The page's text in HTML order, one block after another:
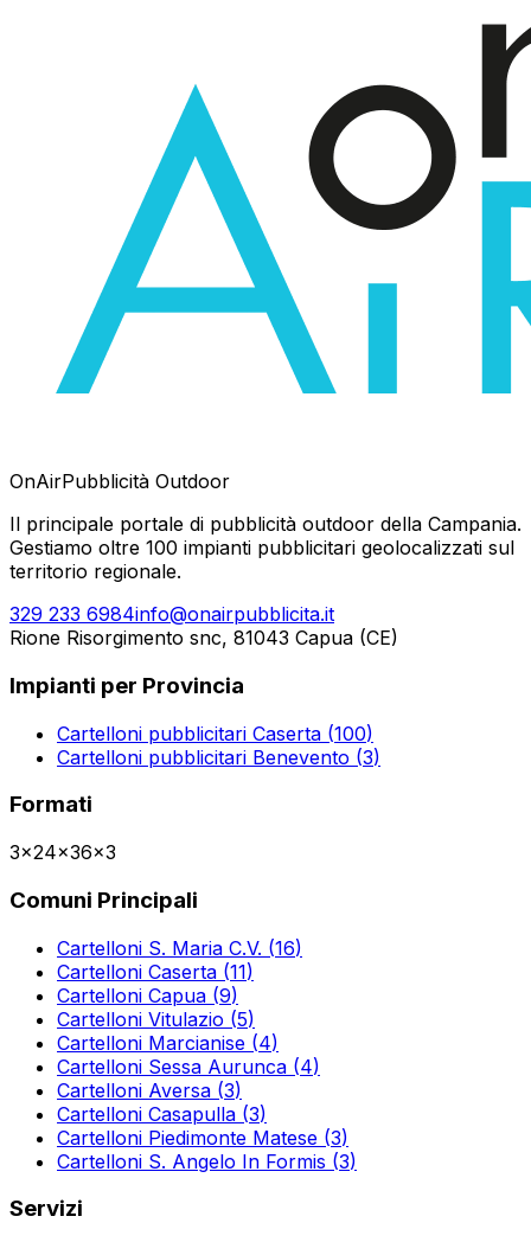
OnAirPubblicità Outdoor
Il principale portale di pubblicità outdoor della Campania.
Gestiamo oltre 100 impianti pubblicitari geolocalizzati sul
territorio regionale.
329 233 6984info@onairpubblicita.it
Rione Risorgimento snc, 81043 Capua (CE)
Impianti per Provincia
Cartelloni pubblicitari Caserta (100)
Cartelloni pubblicitari Benevento (3)
Formati
3x24x36x3
Comuni Principali
Cartelloni S. Maria C.V. (16)
Cartelloni Caserta (11)
Cartelloni Capua (9)
Cartelloni Vitulazio (5)
Cartelloni Marcianise (4)
Cartelloni Sessa Aurunca (4)
Cartelloni Aversa (3)
Cartelloni Casapulla (3)
Cartelloni Piedimonte Matese (3)
Cartelloni S. Angelo In Formis (3)
Servizi